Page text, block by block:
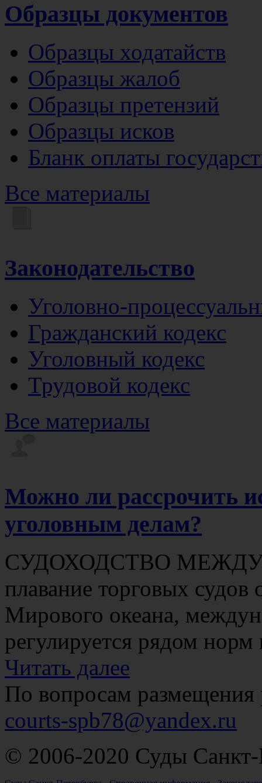
Образцы документов
Образцы ходатайств
Образцы жалоб
Образцы претензий
Образцы исков
Бланк оплаты
Все материалы
Законодательство
Уголовно-
Гражданский кодекс
Уголовный кодекс
Трудовой кодекс
Все материалы
Можно ли рассрочить
уголовным делам?
СУДОХОДСТВО
плавание торговых судов
Мирового океана,
регулируется рядом
Читать далее
По вопросам размещения
courts-spb78@yandex.ru
© 2006-2020 Суды Санкт-